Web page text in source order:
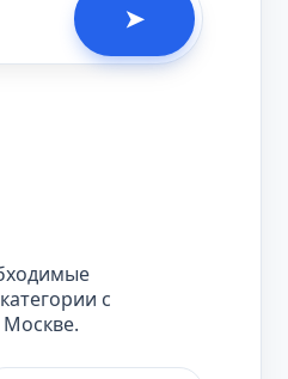
➤
с